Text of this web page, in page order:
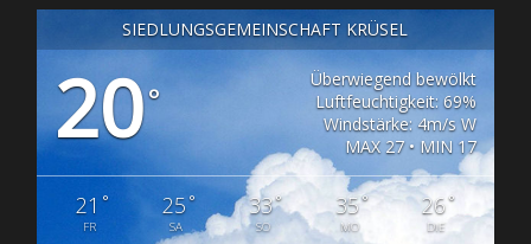
SIEDLUNGSGEMEINSCHAFT KRÜSEL
20°
Überwiegend bewölkt
Luftfeuchtigkeit: 69%
Windstärke: 4m/s W
MAX 27 • MIN 17
21 °
FR
25°
SA
33°
SO
35°
MO
26°
DIE